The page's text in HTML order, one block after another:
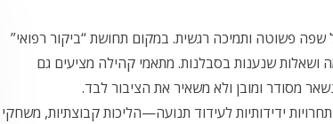
פשוטה ותמיכה רגשית. במקום תחושת “ביקור רפואי”
ושאלות שנענות בסבלנות. מתאמי קהילה מציעים גם
מסודר ומובן ולא משאיר את הציבור לבד.
ידידותיות לעידוד תנועה—הליכות קבוצתיות, משחקי